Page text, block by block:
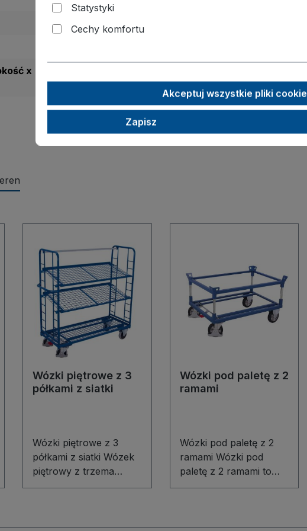
dem Fahrgestell entsprechend
x
Fahrgestelle mit der Ladefläche
Wózki piętrowe z 3
półkami z siatki
Wózki piętrowe z 3
półkami z siatki Wózek
piętrowy z trzema
ruchomymi półkami z
rozwiązanie do
Wózki pod paletę z 2
ramami
Wózki pod paletę z 2
ramami Wózki pod
paletę z 2 ramami to
solidne rozwiązanie do
konstrukcja stalowa z
Statystyki
Cechy komfortu
Akceptuj wszystkie pliki cookie
Zapisz